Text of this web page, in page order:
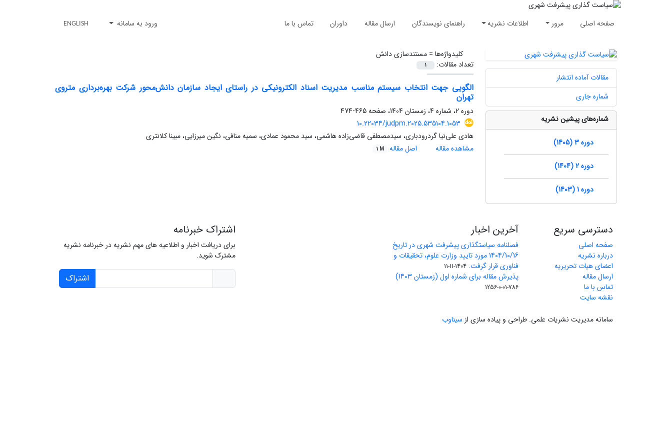
صفحه اصلی مرور اطلاعات نشریه راهنمای نویسندگان ارسال مقاله داوران تماس با ما ورود به سامانه ENGLISH
کلیدواژه‌ها =مستندسازی دانش
تعداد مقالات:
1
الگویی جهت انتخاب سیستم مناسب مدیریت اسناد الکترونیکی در راستای ایجاد سازمان دانش‌محور شرکت بهره‌برداری متروی
تهران
دوره 2، شماره 4، زمستان 1404، صفحه
465-474
10.22034/judpm.2025.535104.1053
هادی علی‌نیا گردرودباری، سیدمصطفی قاضی‌زاده هاشمی، سید محمود عمادی، سمیه منافی، نگین میرزایی، مبینا کلانتری
مشاهده مقاله
اصل مقاله 1 M
مقالات آماده انتشار
شماره جاری
شماره‌های پیشین نشریه
دوره 3 (1405)
دوره 2 (1404)
دوره 1 (1403)
دسترسی سریع
صفحه اصلی
درباره نشریه
اعضای هیات تحریریه
ارسال مقاله
تماس با ما
نقشه سایت
آخرین اخبار
فصلنامه سیاستگذاری پیشرفت شهری در تاریخ
1404/10/16 مورد تایید وزارت علوم، تحقیقات و
فناوری قرار گرفت. 1404-11-11
پذیرش مقاله برای شماره اول (زمستان 1403)
786-01-0-1256
اشتراک خبرنامه
برای دریافت اخبار و اطلاعیه های مهم نشریه در خبرنامه نشریه
مشترک شوید.
اشتراک
سامانه مدیریت نشریات علمی. طراحی و پیاده سازی از سیناوب